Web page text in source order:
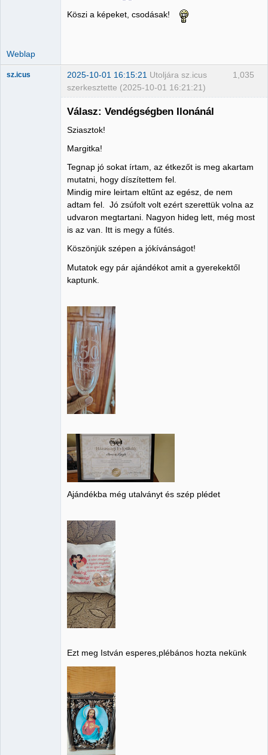
Köszi a képeket, csodásak!
Weblap
1,035
sz.icus 2025-10-01 16:15:21 Utoljára sz.icus
szerkesztette (2025-10-01 16:21:21)
Válasz: Vendégségben Ilonánál
Sziasztok!
Margitka!
Tegnap jó sokat írtam, az étkezőt is meg akartam
mutatni, hogy díszítettem fel.
Mindig mire leirtam eltűnt az egész, de nem
adtam fel. Jó zsúfolt volt ezért szerettük volna az
udvaron megtartani. Nagyon hideg lett, még most
is az van. Itt is megy a fűtés.
Köszönjük szépen a jókívánságot!
Mutatok egy pár ajándékot amit a gyerekektől
kaptunk.
Ajándékba még utalványt és szép plédet
Ezt meg István esperes,plébános hozta nekünk